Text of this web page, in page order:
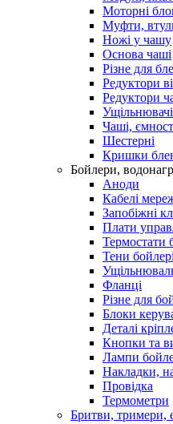
Моторні
Муфти,
Ножі у чашу
Основа чаші
Різне для
Редуктори
Редуктори
Ущільнювачі
Чаші,
Шестерні
Кришки
Бойлери,
Аноди
Кабелі
Запобіжні
Плати
Термостати
Тени
Фланці
Різне для
Блоки
Деталі
Кнопки та
Лампи
Накладки,
Провідка
Термометри
Бритви, тримери,